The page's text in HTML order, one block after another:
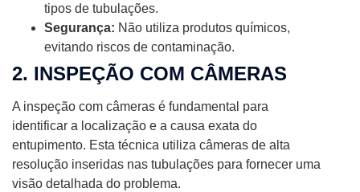
tipos de tubulações.
Segurança: Não utiliza produtos químicos,
evitando riscos de contaminação.
2. INSPEÇÃO COM CÂMERAS
A inspeção com câmeras é fundamental para
identificar a localização e a causa exata do
entupimento. Esta técnica utiliza câmeras de alta
resolução inseridas nas tubulações para fornecer uma
visão detalhada do problema.